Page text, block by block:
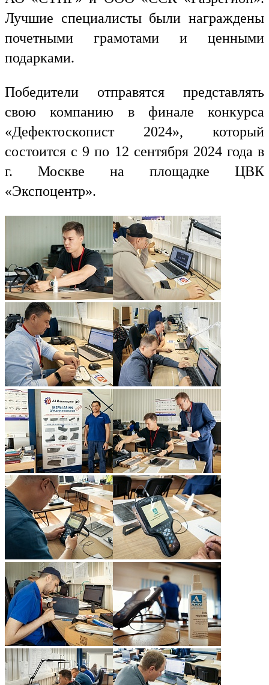
Лучшие специалисты были награждены
почетными грамотами и ценными
подарками.
Победители отправятся представлять
свою компанию в финале конкурса
«Дефектоскопист 2024», который
состоится с 9 по 12 сентября 2024 года в
г. Москве на площадке ЦВК
«Экспоцентр».